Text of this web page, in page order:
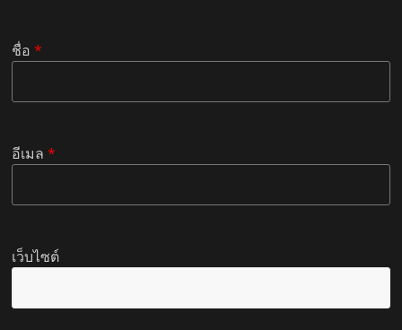
ชื่อ*
อีเมล*
เว็บไซต์